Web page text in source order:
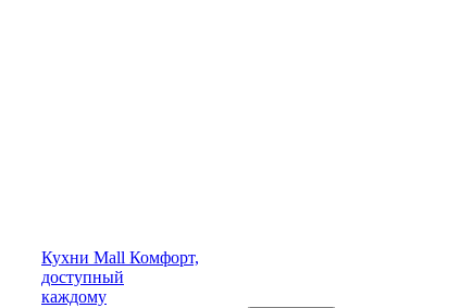
Кухни Mall Комфорт,
доступный
каждому